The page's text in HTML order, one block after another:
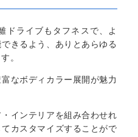
ドライブもタフネスで、よ
きるよう、ありとあらゆる
。
なボディカラー展開が魅力
インテリアを組み合わせれ
カスタマイズすることがで